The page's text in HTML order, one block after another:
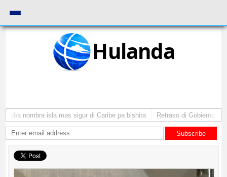
Hulanda
nombra isla mas sigur di Caribe pa bishita Retraso di Gobierno ta
Subscribe